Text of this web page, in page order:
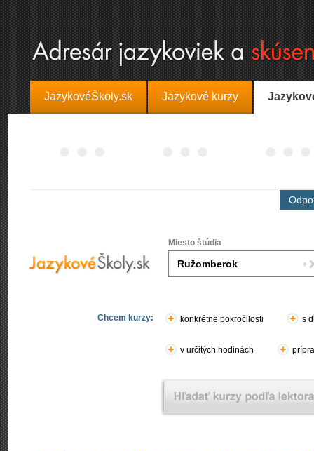
JazykovéŠkoly.sk Jazykové kurzy
Miesto štúdia
Chcem kurzy: konkrétne pokročilosti s
v určitých hodinách